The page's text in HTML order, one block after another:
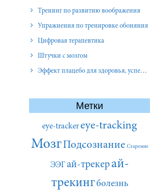
Тренинг по развитию воображения
Упражнения по тренировке обоняния
Цифровая терапевтика
Штучки с мозгом
Эффект плацебо для здоровья, успеха и отношений
Метки
eye-tracker eye-tracking
МозгПодсознание Старение
ЭЭГай-трекерай-
трекингболезнь